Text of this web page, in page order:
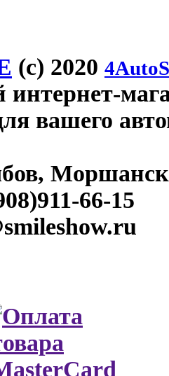
(c) 2020
интернет-
вашего
66-15